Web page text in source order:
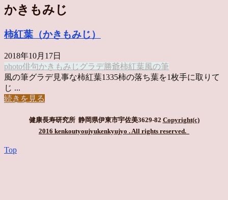
かきもみじ
柿紅葉（かきもみじ）
2018年10月17日
photo俳句かきもみじ グラデ勝爺柿紅葉 風の筆
風の筆グラデ見事な柿紅葉1335柿の落ち葉を1枚手に取りて
じ ...
続きを見る
健康長寿研究所 静岡県伊東市宇佐美3629-82 Copyright(c)
2016 kenkoutyoujyukenkyujyo . All rights reserved.
Top